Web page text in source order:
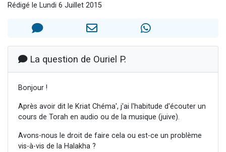
Il reste 49 places pour étudier en groupe sur Zoom
Nathaniel vient de donner son Maasser
4 personnes viennent de nous rejoindre sur WhatsApp
Rédigé le Lundi 6 Juillet 2015
La question de Ouriel P.
Bonjour !
Après avoir dit le Kriat Chéma', j'ai l'habitude d'écouter un
cours de Torah en audio ou de la musique (juive).
Avons-nous le droit de faire cela ou est-ce un problème
vis-à-vis de la Halakha ?